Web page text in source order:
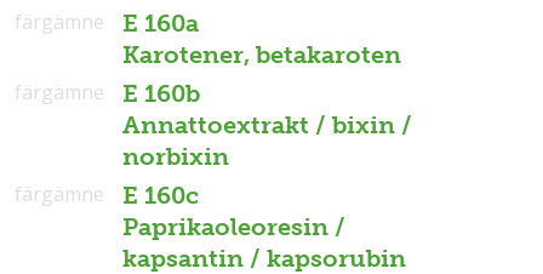
E 160a
Karotener, betakaroten
färgämne
E 160b
Annattoextrakt / bixin /
norbixin
färgämne
E 160c
Paprikaoleoresin /
kapsantin / kapsorubin
färgämne